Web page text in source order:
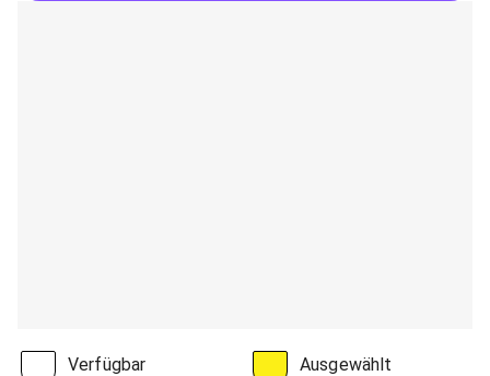
Verfügbar Ausgewählt